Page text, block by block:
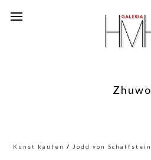
Zhuwo
Kunst kaufen / Jodd von Schaffstein